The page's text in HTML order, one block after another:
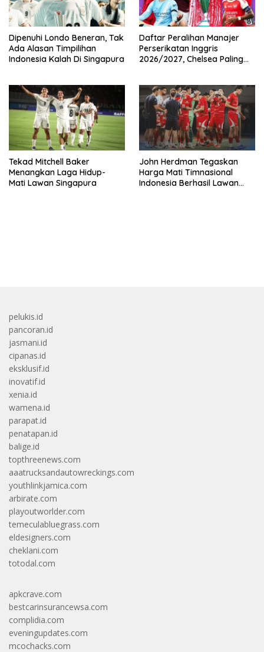
Dipenuhi Londo Beneran, Tak
Ada Alasan Timpilihan
Indonesia Kalah Di Singapura
Daftar Peralihan Manajer
Perserikatan Inggris
2026/2027, Chelsea Paling
Tekad Mitchell Baker
Menangkan Laga Hidup-
Mati Lawan Singapura
John Herdman Tegaskan
Harga Mati Timnasional
Indonesia Berhasil Lawan
pelukis.id
pancoran.id
jasmani.id
cipanas.id
eksklusif.id
inovatif.id
xenia.id
wamena.id
parapat.id
penatapan.id
balige.id
topthreenews.com
aaatrucksandautowreckings.com
youthlinkjamica.com
arbirate.com
playoutworlder.com
temeculabluegrass.com
eldesigners.com
cheklani.com
totodal.com
apkcrave.com
bestcarinsurancewsa.com
complidia.com
eveningupdates.com
mcochacks.com